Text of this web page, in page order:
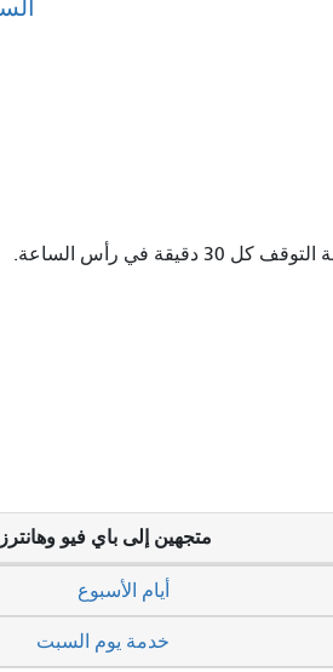
دقيقة في رأس الساعة.
متجهين إلى باي فيو
خدمة يوم السبت
أيام الأسبوع